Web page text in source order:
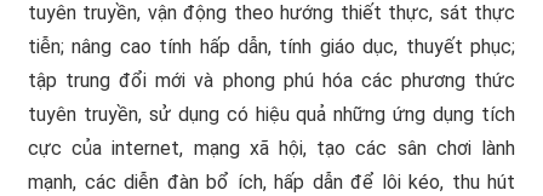
tuyên truyền, vận động theo hướng thiết thực, sát thực
tiễn; nâng cao tính hấp dẫn, tính giáo dục, thuyết phục;
tập trung đổi mới và phong phú hóa các phương thức
tuyên truyền, sử dụng có hiệu quả những ứng dụng tích
cực của internet, mạng xã hội, tạo các sân chơi lành
mạnh, các diễn đàn bổ ích, hấp dẫn để lôi kéo, thu hút